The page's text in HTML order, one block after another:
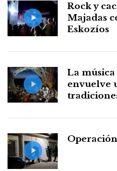
Rock y
Majadas
Eskozíos
La
envuelve